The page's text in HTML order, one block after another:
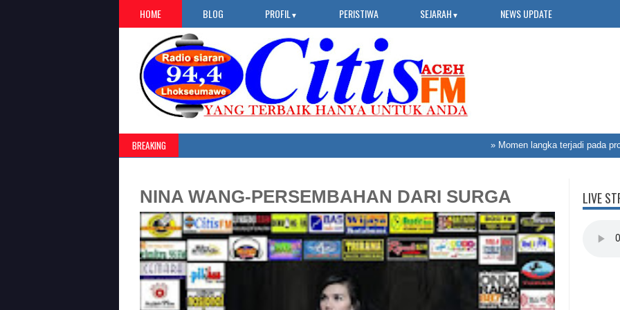
HOME BLOG PROFIL ▼ PERISTIWA SEJARAH ▼ NEWS UPDATE
BREAKING Momen langka terjadi pada prosesi
NINA WANG-PERSEMBAHAN DARI SURGA LIVE